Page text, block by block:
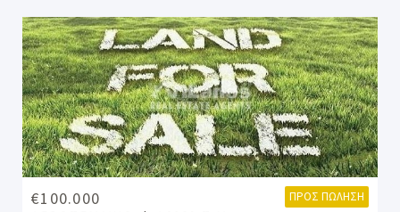
€100.000 ΠΡΟΣ ΠΏΛΗΣΗ